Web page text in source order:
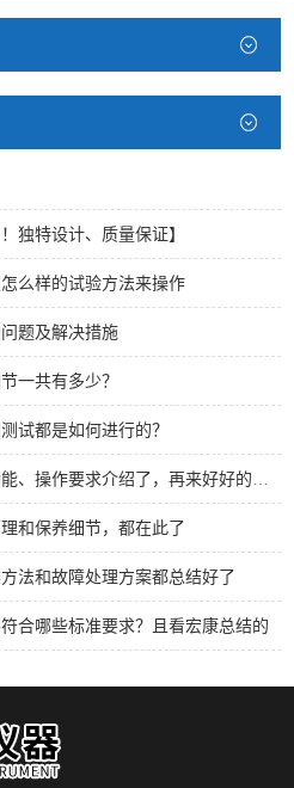
独特设计、质量保证】
么样的试验方法来操作
题及解决措施
一共有多少？
试都是如何进行的？
和保养细节，都在此了
法和故障处理方案都总结好了
合哪些标准要求？且看宏康总结的